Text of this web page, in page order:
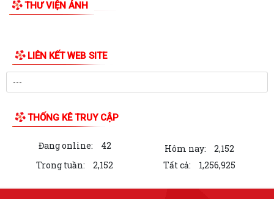
PHƯỜNG KINH MÔN TRIỂN KHAI KẾ HOẠCH THU THUẾ SỬ DỤNG ĐẤT
sở giỏi toàn quốc sẽ diễn ra...
NGHỊ QUYẾT SỐ 27 NGÀY 28/7/2026 của HĐND THÀNH PHỐ Quy định
NGHỊ QUYẾT QUY ĐỊNH CHÍNH SÁCH HỖ TRỢ ĐỐI VỚI CÔNG CHỨC,
QUYẾT ĐỊNH Về việc công bố thủ tục hành chính nội bộ mới ban hành
thuộc phạm vi chức năng quản lý...
THƯ VIỆN ẢNH